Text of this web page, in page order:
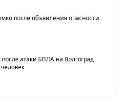
после объявления опасности
атаки БПЛА на Волгоград